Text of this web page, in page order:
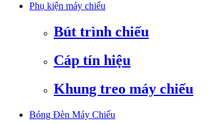
Phụ kiện máy chiếu
Bút trình chiếu
Cáp tín hiệu
Khung treo máy chiếu
Bóng Đèn Máy Chiếu